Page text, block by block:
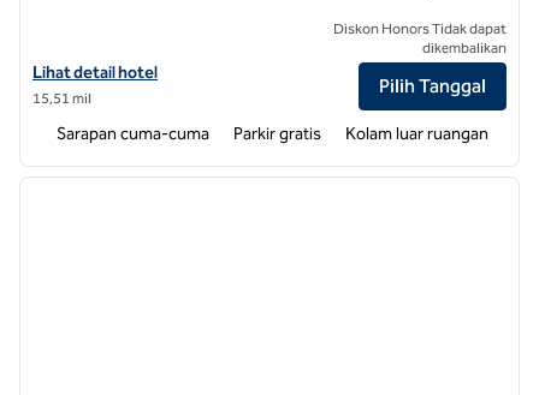
Lihat detail hotel untuk Hampton Inn & Suites Huntersville
Lihat detail hotel
15,51 mil
Diskon Honors Tidak dapat
dikembalikan
Pilih Tanggal
Sarapan cuma-cuma Parkir gratis Kolam luar ruangan
1 dari 12